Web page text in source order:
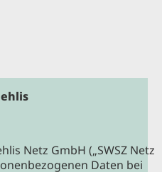
Netz GmbH („SWSZ Netz
Daten bei